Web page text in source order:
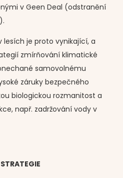
v Geen Deal (odstranění
lesích je proto vynikající, a
zmírňování klimatické
samovolnému
záruky bezpečného
biologickou rozmanitost a
např. zadržování vody v